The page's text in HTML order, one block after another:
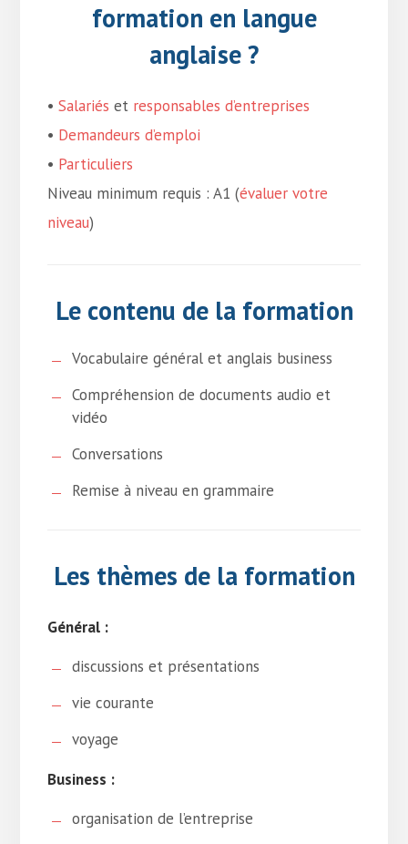
formation en langue
anglaise ?
•Salariés et responsables d’entreprises
• Demandeurs d’emploi
• Particuliers
Niveau minimum requis : A1 (évaluer votre
niveau)
Le contenu de la formation
Vocabulaire général et anglais business
Compréhension de documents audio et
vidéo
Conversations
Remise à niveau en grammaire
Les thèmes de la formation
Général :
discussions et présentations
vie courante
voyage
Business :
organisation de l’entreprise